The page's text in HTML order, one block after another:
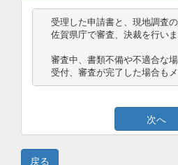
受理した申請書と、現地調査
佐賀県庁で審査、決裁を行いま
審査中、書類不備や不適合な
受付、審査が完了した場合も